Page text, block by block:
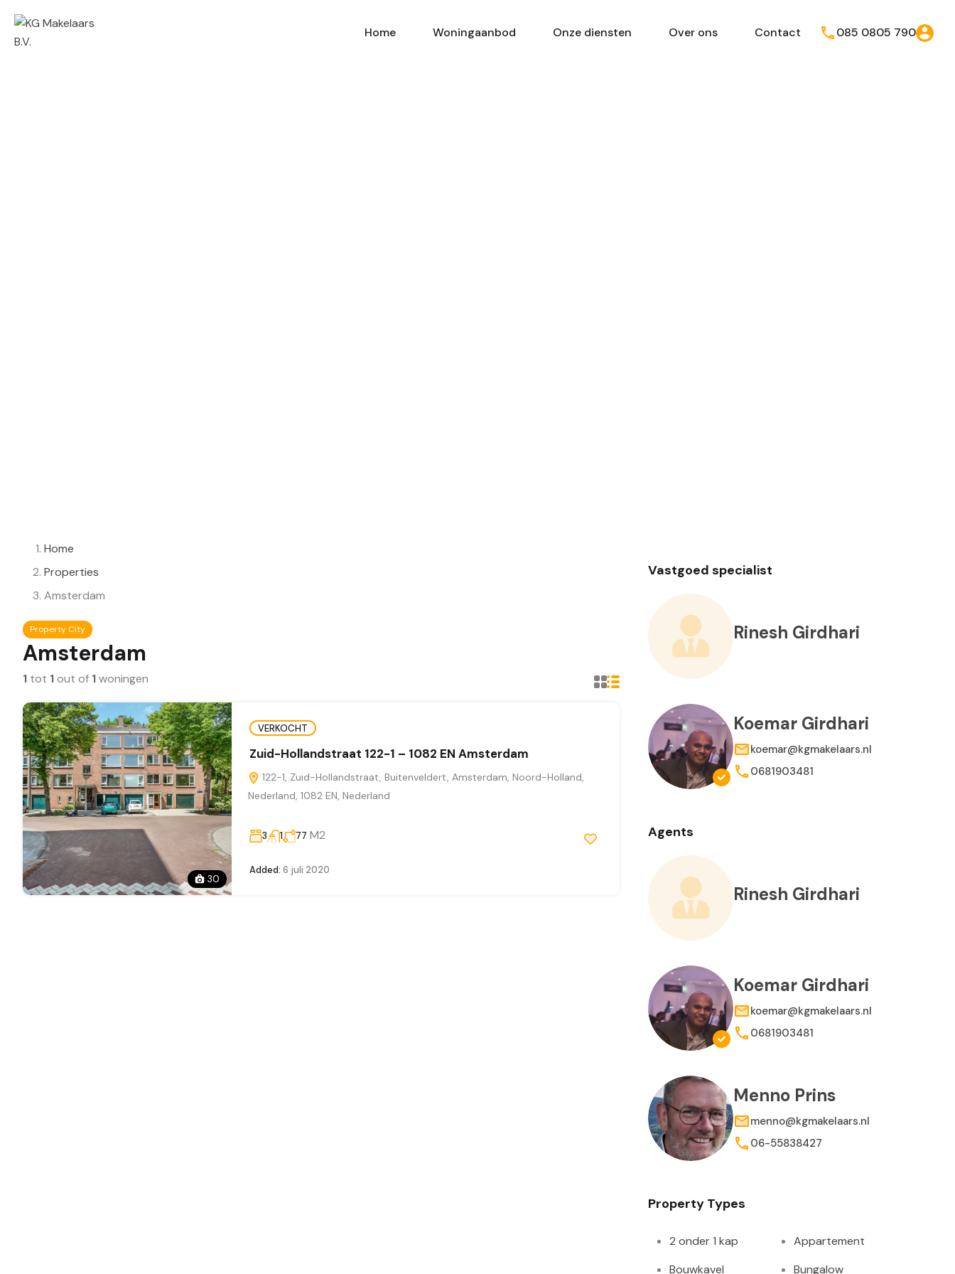
Home Woningaanbod Onze diensten Over ons Contact 085 0805 790
Home
Properties
Amsterdam
Property City
Amsterdam
1 tot 1out of 1woningen
30
VERKOCHT
Zuid-Hollandstraat 122-1 – 1082 EN Amsterdam
122-1, Zuid-Hollandstraat, Buitenveldert, Amsterdam, Noord-Holland,
Nederland, 1082 EN, Nederland
3 1 77 M2
Added: 6 juli 2020
Vastgoed specialist
Rinesh Girdhari
Koemar Girdhari
koemar@kgmakelaars.nl
0681903481
Agents
Rinesh Girdhari
Koemar Girdhari
koemar@kgmakelaars.nl
0681903481
Menno Prins
menno@kgmakelaars.nl
06-55838427
Property Types
2 onder 1 kap
Appartement
Bouwkavel
Bungalow